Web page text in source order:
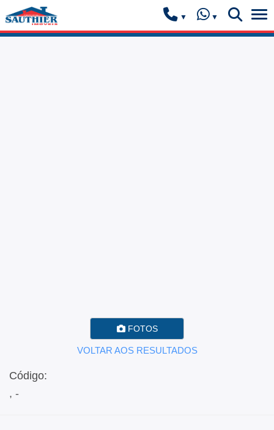
FOTOS
VOLTAR AOS RESULTADOS
Código:
, -